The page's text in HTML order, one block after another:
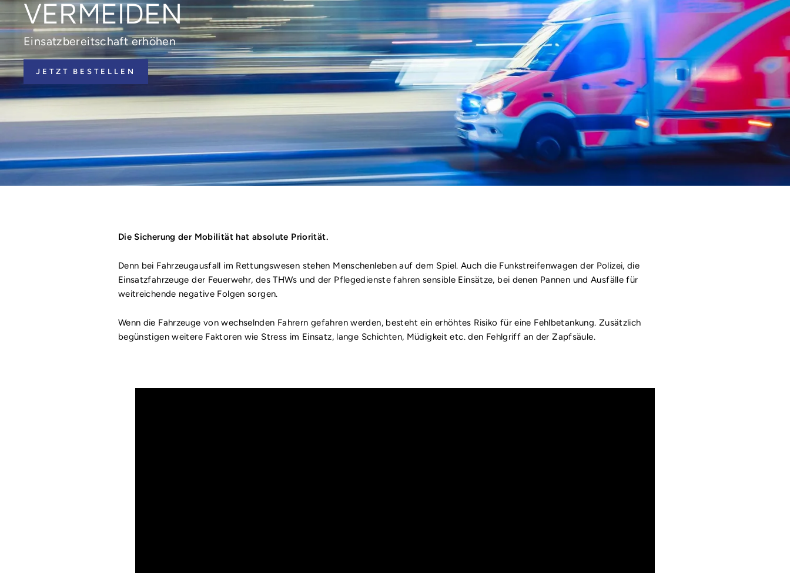
VERMEIDEN
Einsatzbereitschaft erhöhen
JETZT BESTELLEN
Die Sicherung der Mobilität hat absolute Priorität.
Denn bei Fahrzeugausfall im Rettungswesen stehen Menschenleben auf dem Spiel. Auch die Funkstreifenwagen der Polizei, die
Einsatzfahrzeuge der Feuerwehr, des THWs und der Pflegedienste fahren sensible Einsätze, bei denen Pannen und Ausfälle für
weitreichende negative Folgen sorgen.
Wenn die Fahrzeuge von wechselnden Fahrern gefahren werden, besteht ein erhöhtes Risiko für eine Fehlbetankung. Zusätzlich
begünstigen weitere Faktoren wie Stress im Einsatz, lange Schichten, Müdigkeit etc. den Fehlgriff an der Zapfsäule.